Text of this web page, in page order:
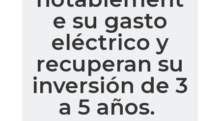
e su gasto
eléctrico y
recuperan su
inversión de 3
a 5 años.